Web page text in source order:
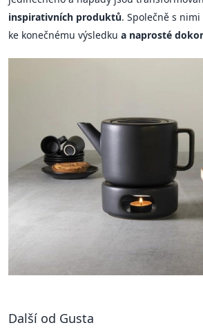
inspirativních produktů. Společně s
ke konečnému výsledku a naprosté
Další od Gusta